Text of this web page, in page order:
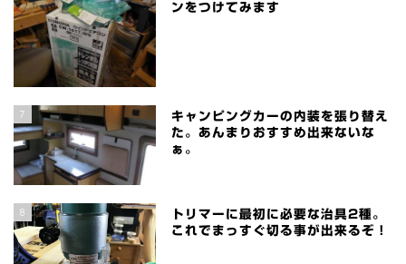
ンをつけてみます
7
キャンピングカーの内装を張り替え
た。あんまりおすすめ出来ないな
ぁ。
8
トリマーに最初に必要な治具2種。
これでまっすぐ切る事が出来るぞ！